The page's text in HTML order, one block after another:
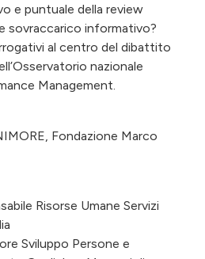
e puntuale della review
sovraccarico informativo?
al centro del dibattito
nazionale
Management.
Fondazione Marco
Risorse Umane Servizi
Sviluppo Persone e